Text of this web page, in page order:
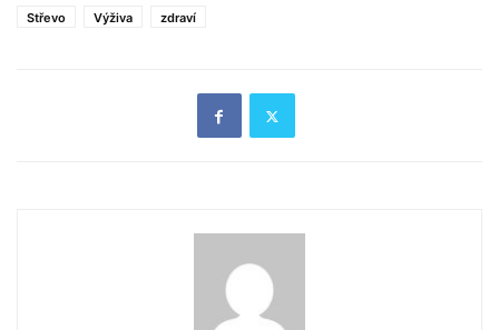
Střevo
Výživa zdraví